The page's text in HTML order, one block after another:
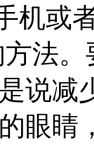
或者
法
说减
眼睛